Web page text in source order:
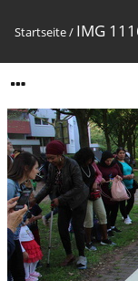
Startseite/ IMG